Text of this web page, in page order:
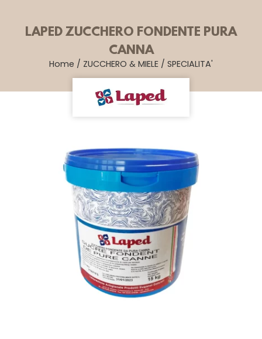
LAPED ZUCCHERO FONDENTE PURA
CANNA
Home / ZUCCHERO & MIELE / SPECIALITA'